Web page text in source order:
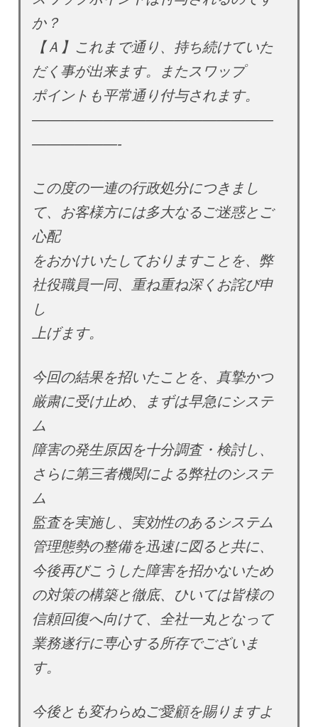
か？
【Ａ】これまで通り、持ち続けていた
だく事が出来ます。またスワップ
ポイントも平常通り付与されます。
—————————————————
——————-
この度の一連の行政処分につきまし
て、お客様方には多大なるご迷惑とご
心配
をおかけいたしておりますことを、弊
社役職員一同、重ね重ね深くお詫び申
し
上げます。
今回の結果を招いたことを、真摯かつ
厳粛に受け止め、まずは早急にシステ
ム
障害の発生原因を十分調査・検討し、
さらに第三者機関による弊社のシステ
ム
監査を実施し、実効性のあるシステム
管理態勢の整備を迅速に図ると共に、
今後再びこうした障害を招かないため
の対策の構築と徹底、ひいては皆様の
信頼回復へ向けて、全社一丸となって
業務遂行に専心する所存でございま
す。
今後とも変わらぬご愛顧を賜りますよ